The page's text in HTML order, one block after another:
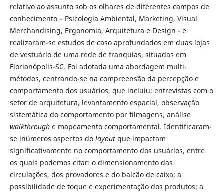
relativo ao assunto sob os olhares de diferentes campos de
conhecimento – Psicologia Ambiental, Marketing, Visual
Merchandising, Ergonomia, Arquitetura e Design - e
realizaram-se estudos de caso aprofundados em duas lojas
de vestuário de uma rede de franquias, situadas em
Florianópolis-SC. Foi adotada uma abordagem multi-
métodos, centrando-se na compreensão da percepção e
comportamento dos usuários, que incluiu: entrevistas com o
setor de arquitetura, levantamento espacial, observação
sistemática do comportamento por filmagens, análise
walkthroughe mapeamento comportamental. Identificaram-
se inúmeros aspectos do layoutque impactam
significativamente no comportamento dos usuários, entre
os quais podemos citar: o dimensionamento das
circulações, dos provadores e do balcão de caixa; a
possibilidade de toque e experimentação dos produtos; a